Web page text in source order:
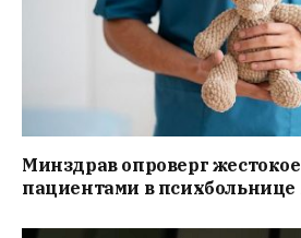
Минздрав опроверг
пациентами в психбольнице